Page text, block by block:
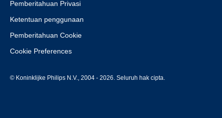
Pemberitahuan Privasi
Ketentuan penggunaan
Pemberitahuan Cookie
Cookie Preferences
© Koninklijke Philips N.V., 2004 - 2026. Seluruh hak cipta.